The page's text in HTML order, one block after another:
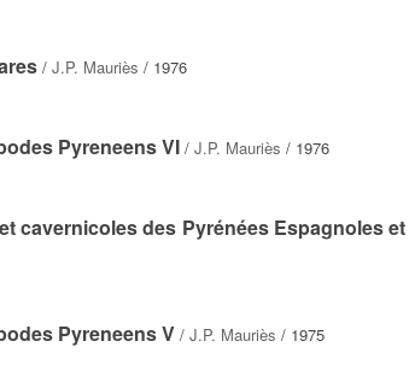
/ J.P. Mauriès / 1976
Pyreneens VI / J.P. Mauriès / 1976
cavernicoles des Pyrénées Espagnoles
Pyreneens V / J.P. Mauriès / 1975